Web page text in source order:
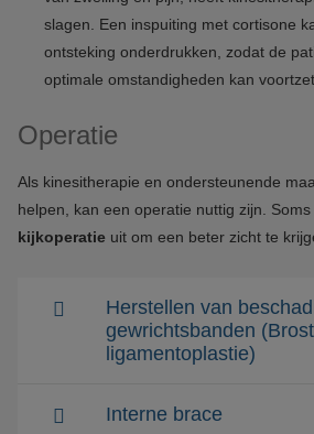
slagen. Een inspuiting met cortisone
ontsteking onderdrukken, zodat de
optimale omstandigheden kan
Operatie
Als kinesitherapie en ondersteunende
helpen, kan een operatie nuttig zijn.
kijkoperatie uit om een beter zicht te
Herstellen van
gewrichtsbanden
ligamentoplastie)
Interne brace